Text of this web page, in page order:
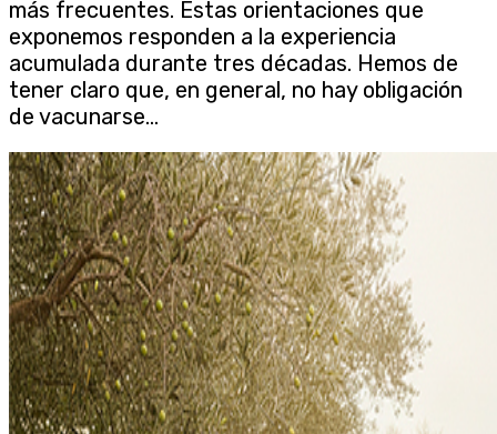
más frecuentes. Estas orientaciones que
exponemos responden a la experiencia
acumulada durante tres décadas. Hemos de
tener claro que, en general, no hay obligación
de vacunarse...